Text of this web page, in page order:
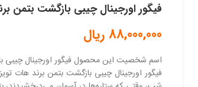
فیگور اورجینال چیبی بازگشت بتمن
88,000,000 ریال
اسم شخصیت این محصول فیگور اورجینال چیبی
فیگور اورجینال چیبی بازگشت بتمن برند هات